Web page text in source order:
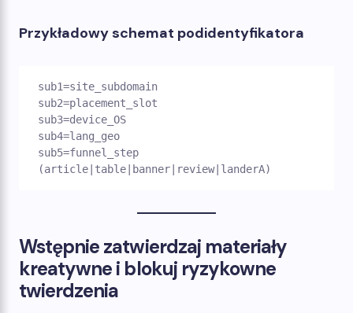
Przykładowy schemat podidentyfikatora
sub1=site_subdomain
sub2=placement_slot
sub3=device_OS
sub4=lang_geo
sub5=funnel_step
Wstępnie zatwierdzaj materiały
kreatywne i blokuj ryzykowne
twierdzenia